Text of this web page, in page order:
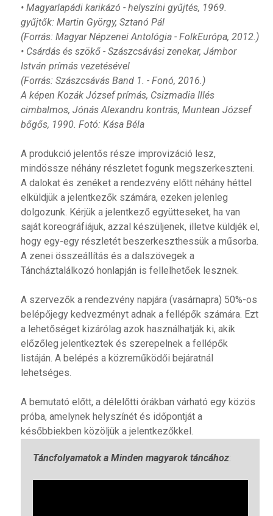
• Magyarlapádi karikázó - helyszíni gyűjtés, 1969.
gyűjtők: Martin György, Sztanó Pál
(Forrás: Magyar Népzenei Antológia - FolkEurópa, 2012.)
• Csárdás és szökő - Szászcsávási zenekar, Jámbor
István prímás vezetésével
(Forrás: Szászcsávás Band 1. - Fonó, 2016.)
A képen Kozák József prímás, Csizmadia Illés
cimbalmos, Jónás Alexandru kontrás, Muntean József
bőgős, 1990. Fotó: Kása Béla
A produkció jelentős része improvizáció lesz,
mindössze néhány részletet fogunk megszerkeszteni.
A dalokat és zenéket a rendezvény előtt néhány héttel
elküldjük a jelentkezők számára, ezeken jelenleg
dolgozunk. Kérjük a jelentkező együtteseket, ha van
saját koreográfiájuk, azzal készüljenek, illetve küldjék el,
hogy egy-egy részletét beszerkeszthessük a műsorba.
A zenei összeállítás és a dalszövegek a
Táncháztalálkozó honlapján is fellelhetőek lesznek.
A szervezők a rendezvény napjára (vasárnapra) 50%-os
belépőjegy kedvezményt adnak a fellépők számára. Ezt
a lehetőséget kizárólag azok használhatják ki, akik
előzőleg jelentkeztek és szerepelnek a fellépők
listáján. A belépés a közreműködői bejáratnál
lehetséges.
A bemutató előtt, a délelőtti órákban várható egy közös
próba, amelynek helyszínét és időpontját a
későbbiekben közöljük a jelentkezőkkel.
Táncfolyamatok a Minden magyarok táncához: